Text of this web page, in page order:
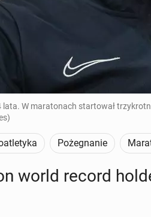
lata. W maratonach startował
Pożegnanie
world record